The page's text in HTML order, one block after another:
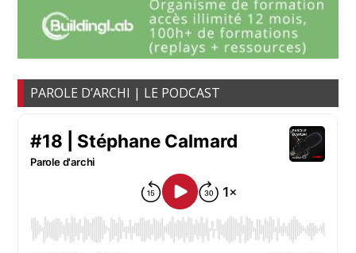
PAROLE D’ARCHI | LE PODCAST